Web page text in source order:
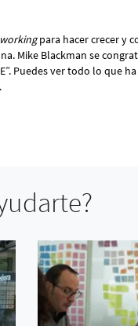
para hacer crecer y
Mike Blackman se
Puedes ver todo lo que